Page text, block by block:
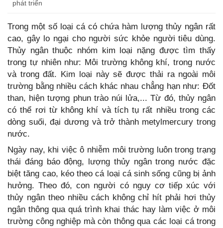
phát triển
Trong một số loại cá có chứa hàm lượng thủy ngân rất
cao, gây lo ngại cho người sức khỏe người tiêu dùng.
Thủy ngân thuộc nhóm kim loại nặng được tìm thấy
trong tự nhiên như: Môi trường không khí, trong nước
và trong đất. Kim loại này sẽ được thải ra ngoài môi
trường bằng nhiều cách khác nhau chẳng hạn như: Đốt
than, hiện tượng phun trào núi lửa,... Từ đó, thủy ngân
có thể rơi từ không khí và tích tụ rất nhiều trong các
dòng suối, đại dương và trở thành metylmercury trong
nước.
Ngày nay, khi việc ô nhiễm môi trường luôn trong trạng
thái đáng báo động, lượng thủy ngân trong nước đặc
biệt tăng cao, kéo theo cá loại cá sinh sống cũng bị ảnh
hưởng. Theo đó, con người có nguy cơ tiếp xúc với
thủy ngân theo nhiều cách không chỉ hít phải hơi thủy
ngân thông qua quá trình khai thác hay làm việc ở môi
trường công nghiệp mà còn thông qua các loại cá trong